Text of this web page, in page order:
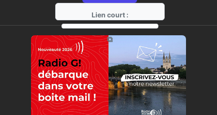
Lien court :
https://radio-g.fr?17559
⧉